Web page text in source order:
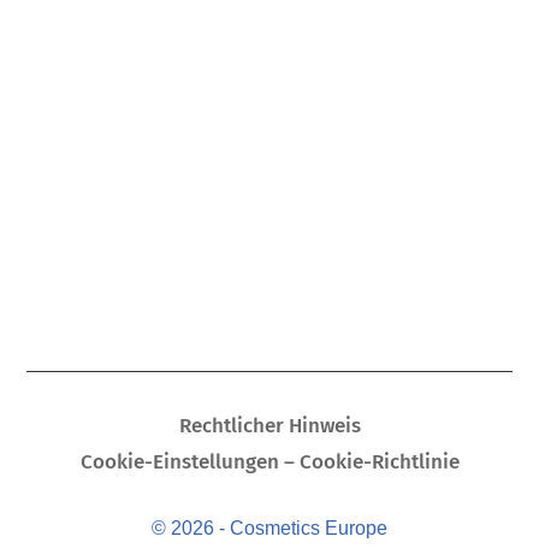
Rechtlicher Hinweis
Cookie-Einstellungen – Cookie-Richtlinie
© 2026 - Cosmetics Europe